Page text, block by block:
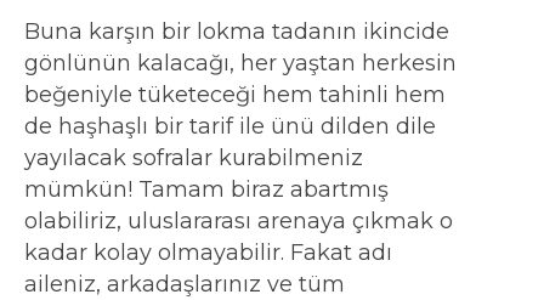
Buna karşın bir lokma tadanın ikincide
gönlünün kalacağı, her yaştan herkesin
beğeniyle tüketeceği hem tahinli hem
de haşhaşlı bir tarif ile ünü dilden dile
yayılacak sofralar kurabilmeniz
mümkün! Tamam biraz abartmış
olabiliriz, uluslararası arenaya çıkmak o
kadar kolay olmayabilir. Fakat adı
aileniz, arkadaşlarınız ve tüm